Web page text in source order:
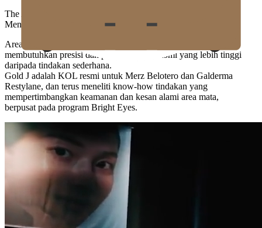
The Authority in Periorbital Correction
Menetapkan Standar untuk Program Koreksi Area Mata.
Area mata memiliki kulit tipis dan pembuluh darah padat,
membutuhkan presisi dan pemahaman anatomi yang lebih tinggi
daripada tindakan sederhana.
Gold J adalah KOL resmi untuk Merz Belotero dan Galderma
Restylane, dan terus meneliti know-how tindakan yang
mempertimbangkan keamanan dan kesan alami area mata,
berpusat pada program Bright Eyes.